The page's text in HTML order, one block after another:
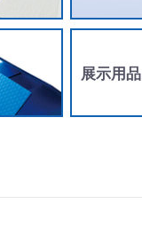
展示用品